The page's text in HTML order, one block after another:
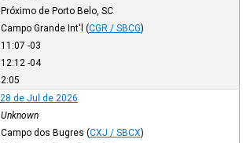
Próximo de Porto Belo, SC
Campo Grande Int'l (CGR / SBCG)
11:07 -03
12:12 -04
2:05
28 de Jul de 2026
Unknown
Campo dos Bugres (CXJ / SBCX)